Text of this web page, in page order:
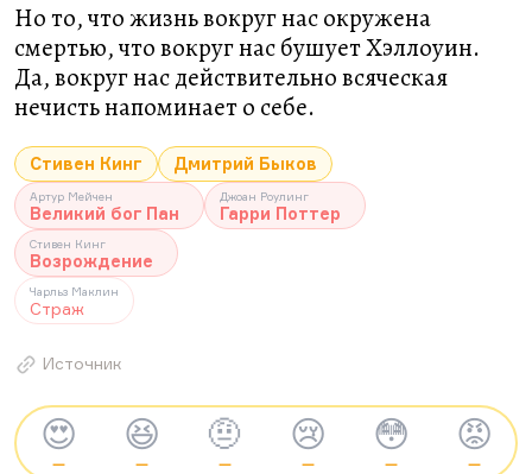
Но то, что жизнь вокруг нас окружена
смертью, что вокруг нас бушует Хэллоуин.
Да, вокруг нас действительно всяческая
нечисть напоминает о себе.
Стивен Кинг Дмитрий Быков
Артур Мейчен
Великий бог Пан
Джоан Роулинг
Гарри Поттер
Стивен Кинг
Возрождение
Чарльз Маклин
Страж
Источник
😍
—
😆
—
🤨
—
😢
—
😳
—
😡
—